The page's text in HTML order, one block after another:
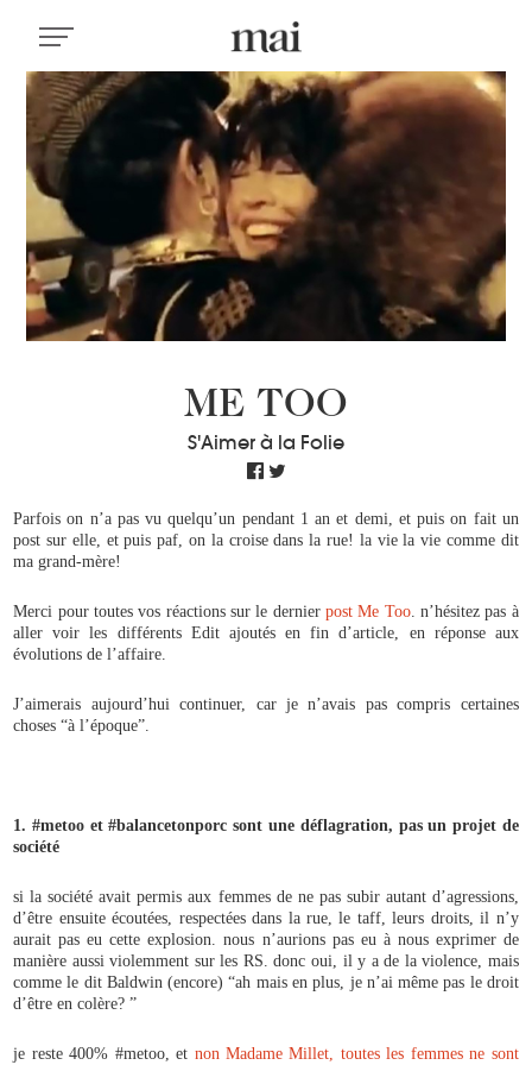
ME TOO
S'Aimer à la Folie
Parfois on n’a pas vu quelqu’un pendant 1 an et demi, et puis on fait un
post sur elle, et puis paf, on la croise dans la rue! la vie la vie comme dit
ma grand-mère!
Merci pour toutes vos réactions sur le dernierpost Me Too. n’hésitez pas à
aller voir les différents Edit ajoutés en fin d’article, en réponse aux
évolutions de l’affaire.
J’aimerais aujourd’hui continuer, car je n’avais pas compris certaines
choses “à l’époque”.
1. #metoo et #balancetonporc sont une déflagration, pas un projet de
société
si la société avait permis aux femmes de ne pas subir autant d’agressions,
d’être ensuite écoutées, respectées dans la rue, le taff, leurs droits, il n’y
aurait pas eu cette explosion. nous n’aurions pas eu à nous exprimer de
manière aussi violemment sur les RS. donc oui, il y a de la violence, mais
comme le dit Baldwin (encore) “ah mais en plus, je n’ai même pas le droit
d’être en colère? ”
je reste 400% #metoo, et non Madame Millet, toutes les femmes ne sont